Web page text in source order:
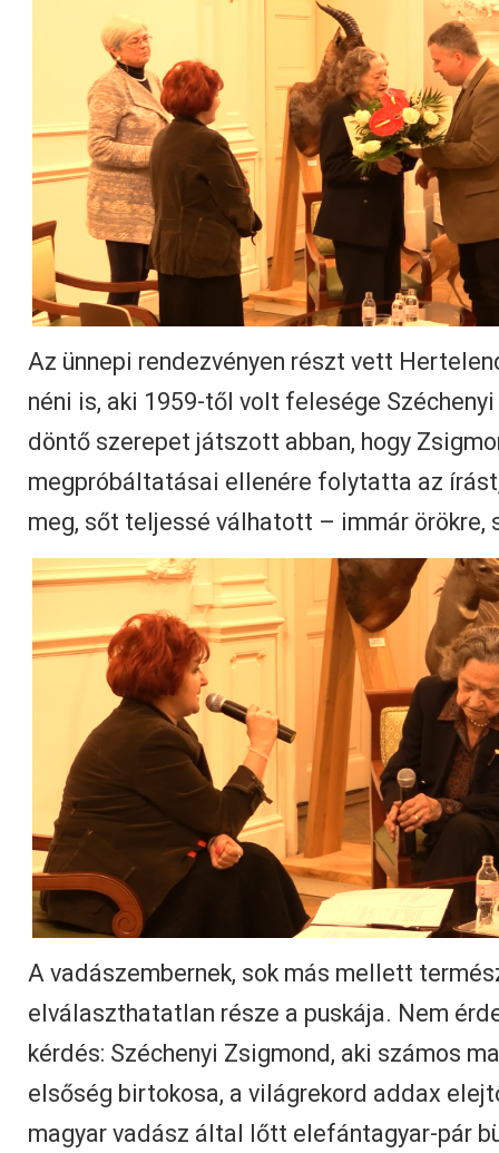
Az ünnepi rendezvényen részt vett
néni is, aki 1959-től volt felesége
döntő szerepet játszott abban, hogy
megpróbáltatásai ellenére folytatta az
meg, sőt teljessé válhatott – immár örökre,
A vadászembernek, sok más mellett
elválaszthatatlan része a puskája. Nem
kérdés: Széchenyi Zsigmond, aki számos
elsőség birtokosa, a világrekord addax
magyar vadász által lőtt elefántagyar-pár